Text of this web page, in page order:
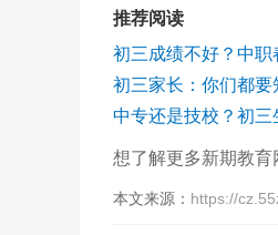
推荐阅读
初三成绩不好？中
初三家长：你们都
中专还是技校？初三
想了解更多新期教育
本文来源： https://